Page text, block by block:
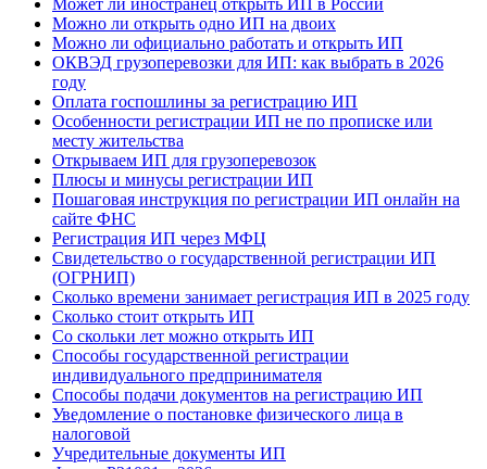
Можно ли открыть одно ИП на двоих
Можно ли официально работать и открыть ИП
ОКВЭД грузоперевозки для ИП: как выбрать в 2026
году
Оплата госпошлины за регистрацию ИП
Особенности регистрации ИП не по прописке или
месту жительства
Открываем ИП для грузоперевозок
Плюсы и минусы регистрации ИП
Пошаговая инструкция по регистрации ИП онлайн на
сайте ФНС
Регистрация ИП через МФЦ
Свидетельство о государственной регистрации ИП
(ОГРНИП)
Сколько времени занимает регистрация ИП в 2025 году
Сколько стоит открыть ИП
Со скольки лет можно открыть ИП
Способы государственной регистрации
индивидуального предпринимателя
Способы подачи документов на регистрацию ИП
Уведомление о постановке физического лица в
налоговой
Учредительные документы ИП